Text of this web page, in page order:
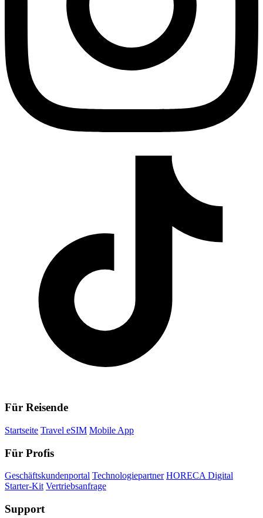
Für Reisende
Startseite Travel eSIM Mobile App
Für Profis
Geschäftskundenportal Technologiepartner HORECA Digital
Starter-Kit Vertriebsanfrage
Support